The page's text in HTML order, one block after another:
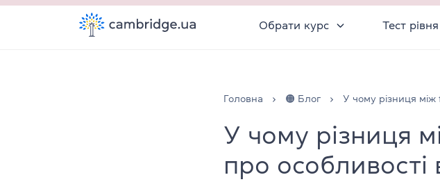
Обрати курс Тест рівня
Головна 🟠 Блог У чому різниця між
У чому різниця
про особливості